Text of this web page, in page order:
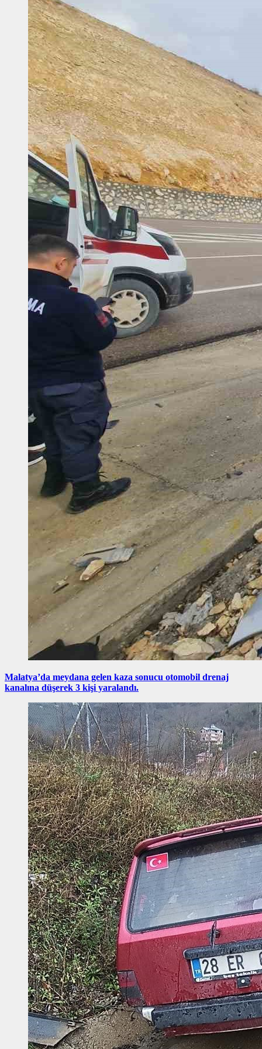
Malatya’da meydana gelen kaza sonucu otomobil drenaj
kanalına düşerek 3 kişi yaralandı.